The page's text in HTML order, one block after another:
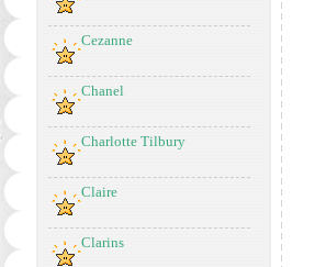
Cezanne
Chanel
Charlotte Tilbury
Claire
Clarins